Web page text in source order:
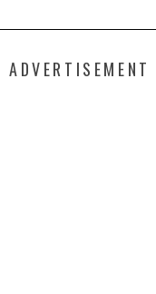
ADVERTISEMENT